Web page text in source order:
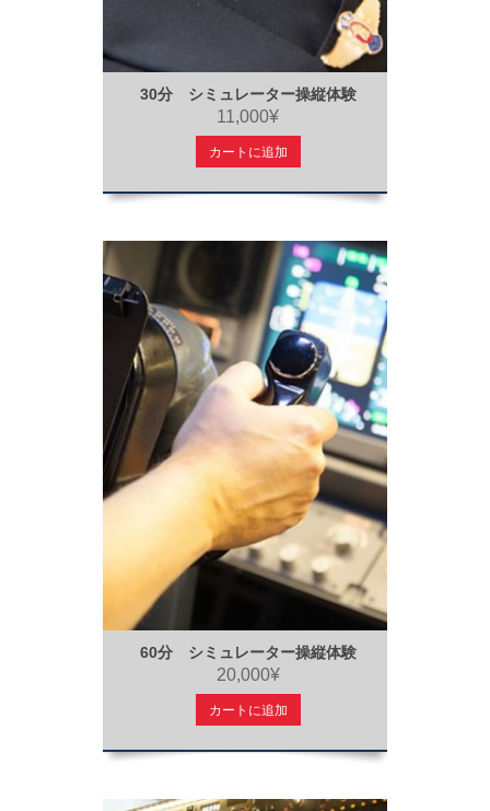
30分 シミュレーター操縦体験
11,000¥
カートに追加
60分 シミュレーター操縦体験
20,000¥
カートに追加